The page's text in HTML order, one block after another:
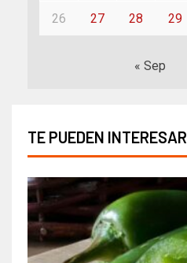
26 27 28 29
« Sep
TE PUEDEN INTERESAR